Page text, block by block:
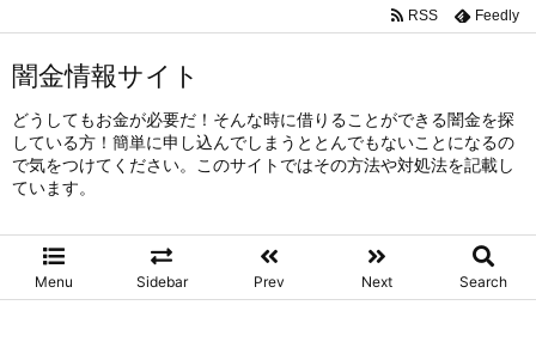
闇金情報サイト
どうしてもお金が必要だ！そんな時に借りることができる闇金を探
している方！簡単に申し込んでしまうととんでもないことになるの
で気をつけてください。このサイトではその方法や対処法を記載し
ています。
Menu Sidebar Prev Next Search
RSS Feedly